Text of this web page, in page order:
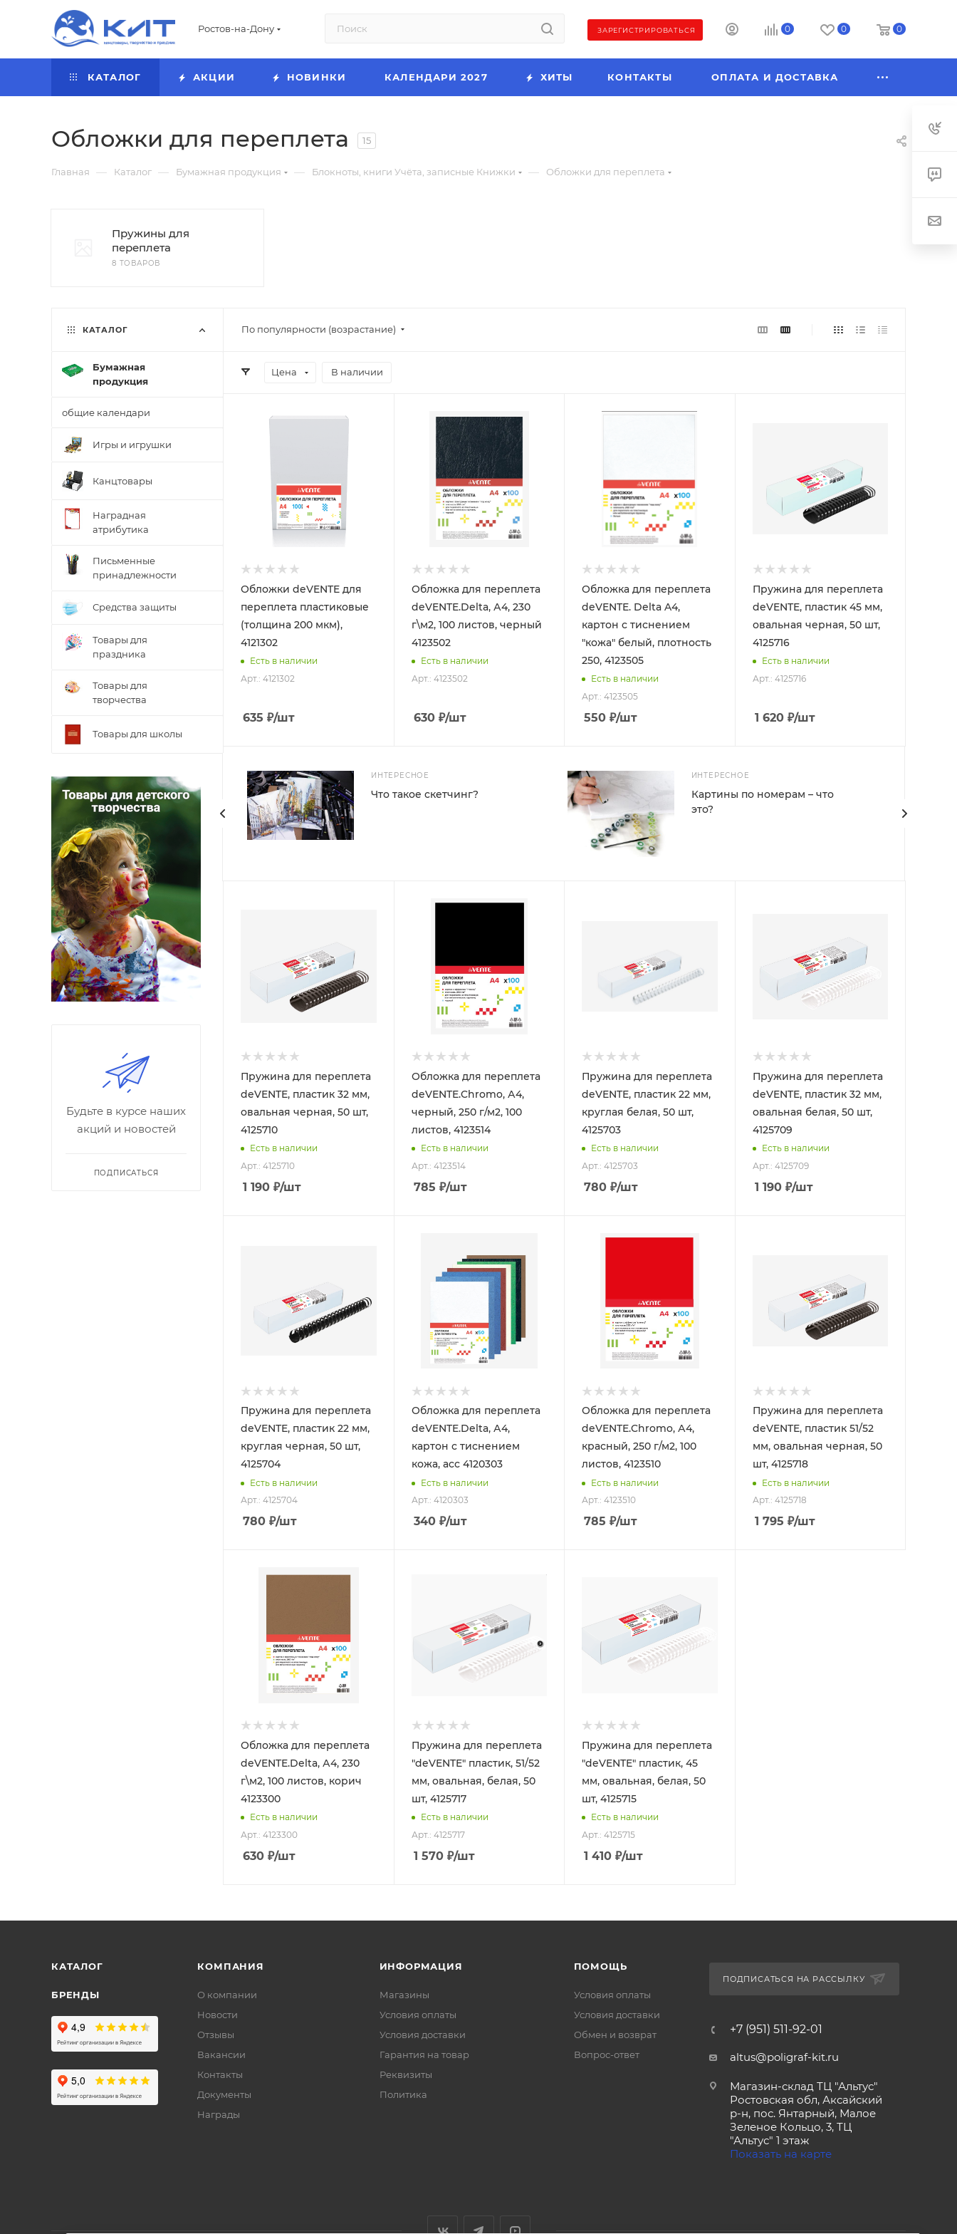
Ростов-на-Дону ЗАРЕГИСТРИРОВАТЬСЯ 0 0 0
КАТАЛОГ АКЦИИ НОВИНКИ КАЛЕНДАРИ 2027 ХИТЫ КОНТАКТЫ ОПЛАТА И ДОСТАВКА
Обложки для переплета 15
Главная — Каталог — Бумажная продукция — Блокноты, книги Учёта, записные Книжки — Обложки для переплета
Пружины для
переплета
8 ТОВАРОВ
По популярности (возрастание)
Цена В наличии
Обложки deVENTE для
переплета пластиковые
(толщина 200 мкм),
4121302
Есть в наличии
Арт.: 4121302
635 ₽/шт
Обложка для переплета
deVENTE.Delta, А4, 230
г\м2, 100 листов, черный
4123502
Есть в наличии
Арт.: 4123502
630₽/шт
Обложка для переплета
deVENTE. Delta A4,
картон с тиснением
"кожа" белый, плотность
250, 4123505
Есть в наличии
Арт.: 4123505
550 ₽/шт
Пружина для переплета
deVENTE, пластик 45 мм,
овальная черная, 50 шт,
4125716
Есть в наличии
Арт.: 4125716
1 620₽/шт
ИНТЕРЕСНОЕ
Что такое скетчинг?
ИНТЕРЕСНОЕ
Картины по номерам – что
это?
Пружина для переплета
deVENTE, пластик 32 мм,
овальная черная, 50 шт,
4125710
Есть в наличии
Арт.: 4125710
1 190 ₽/шт
Обложка для переплета
deVENTE.Chromo, А4,
черный, 250 г/м2, 100
листов, 4123514
Есть в наличии
Арт.: 4123514
785 ₽/шт
Пружина для переплета
deVENTE, пластик 22 мм,
круглая белая, 50 шт,
4125703
Есть в наличии
Арт.: 4125703
780 ₽/шт
Пружина для переплета
deVENTE, пластик 32 мм,
овальная белая, 50 шт,
4125709
Есть в наличии
Арт.: 4125709
1 190₽/шт
Пружина для переплета
deVENTE, пластик 22 мм,
круглая черная, 50 шт,
4125704
Есть в наличии
Арт.: 4125704
780 ₽/шт
Обложка для переплета
deVENTE.Delta, А4,
картон с тиснением
кожа, асс 4120303
Есть в наличии
Арт.: 4120303
340₽/шт
Обложка для переплета
deVENTE.Chromo, А4,
красный, 250 г/м2, 100
листов, 4123510
Есть в наличии
Арт.: 4123510
785 ₽/шт
Пружина для переплета
deVENTE, пластик 51/52
мм, овальная черная, 50
шт, 4125718
Есть в наличии
Арт.: 4125718
1 795 ₽/шт
Обложка для переплета
deVENTE.Delta, А4, 230
г\м2, 100 листов, корич
4123300
Есть в наличии
Арт.: 4123300
630 ₽/шт
Пружина для переплета
"deVENTE" пластик, 51/52
мм, овальная, белая, 50
шт, 4125717
Есть в наличии
Арт.: 4125717
1 570₽/шт
Пружина для переплета
"deVENTE" пластик, 45
мм, овальная, белая, 50
шт, 4125715
Есть в наличии
Арт.: 4125715
1 410 ₽/шт
КАТАЛОГ
Бумажная
продукция
общие календари
Игры и игрушки
Канцтовары
Наградная
атрибутика
Письменные
принадлежности
Средства защиты
Товары для
праздника
Товары для
творчества
Товары для школы
Будьте в курсе наших
акций и новостей
ПОДПИСАТЬСЯ
КАТАЛОГ
БРЕНДЫ
КОМПАНИЯ
О компании
Новости
Отзывы
Вакансии
Контакты
Документы
Награды
ИНФОРМАЦИЯ
Магазины
Условия оплаты
Условия доставки
Гарантия на товар
Реквизиты
Политика
ПОМОЩЬ
Условия оплаты
Условия доставки
Обмен и возврат
Вопрос-ответ
ПОДПИСАТЬСЯ НА РАССЫЛКУ
+7 (951) 511-92-01
altus@poligraf-kit.ru
Магазин-склад ТЦ "Альтус"
Ростовская обл, Аксайский
р-н, пос. Янтарный, Малое
Зеленое Кольцо, 3, ТЦ
"Альтус" 1 этаж
Показать на карте